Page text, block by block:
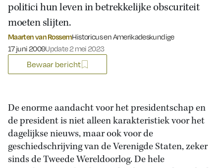
politici hun leven in betrekkelijke obscuriteit
moeten slijten.
Maarten van RossemHistoricus en Amerikadeskundige
Gepubliceerd op:
17 juni 2009Update 2 mei 2023
Bewaar bericht
De enorme aandacht voor het presidentschap en
de president is niet alleen karakteristiek voor het
dagelijkse nieuws, maar ook voor de
geschiedschrijving van de Verenigde Staten, zeker
sinds de Tweede Wereldoorlog. De hele